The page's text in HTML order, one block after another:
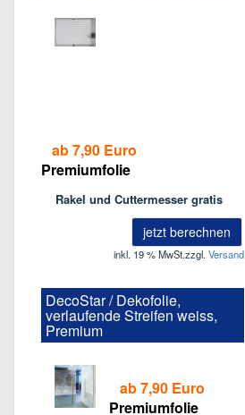
ab 7,90 Euro
Premiumfolie
Rakel und Cuttermesser gratis
jetzt berechnen
inkl. 19 % MwSt.zzgl.Versand
DecoStar / Dekofolie,
verlaufende Streifen weiss,
Premium
ab 7,90 Euro
Premiumfolie